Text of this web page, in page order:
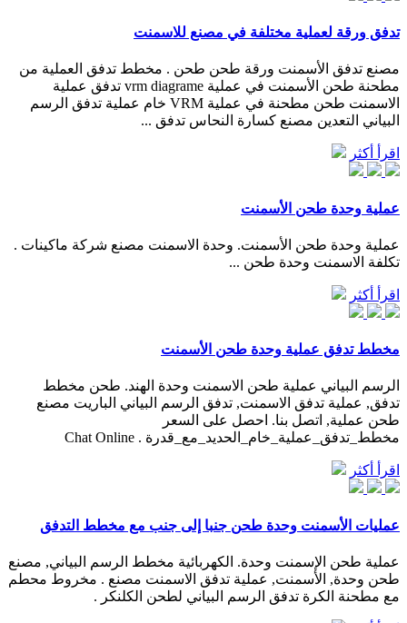
تدفق ورقة لعملية مختلفة في مصنع للاسمنت
مصنع تدفق الأسمنت ورقة طحن طحن . مخطط تدفق العملية من
مطحنة طحن الأسمنت في عملية vrm diagrame تدفق عملية
الاسمنت طحن مطحنة في عملية VRM خام عملية تدفق الرسم
البياني التعدين مصنع كسارة النحاس تدفق ...
اقرأ أكثر
عملية وحدة طحن الأسمنت
عملية وحدة طحن الأسمنت. وحدة الاسمنت مصنع شركة ماكينات .
تكلفة الاسمنت وحدة طحن ...
اقرأ أكثر
مخطط تدفق عملية وحدة طحن الأسمنت
الرسم البياني عملية طحن الاسمنت وحدة الهند. طحن مخطط
تدفق, عملية تدفق الاسمنت, تدفق الرسم البياني الباريت مصنع
طحن عملية, اتصل بنا. احصل على السعر
مخطط_تدفق_عملية_خام_الحديد_مع_قدرة . Chat Online
اقرأ أكثر
عمليات الأسمنت وحدة طحن جنبا إلى جنب مع مخطط التدفق
عملية طحن الإسمنت وحدة. الكهربائية مخطط الرسم البياني, مصنع
طحن وحدة, الأسمنت, عملية تدفق الاسمنت مصنع . مخروط محطم
مع مطحنة الكرة تدفق الرسم البياني لطحن الكلنكر .